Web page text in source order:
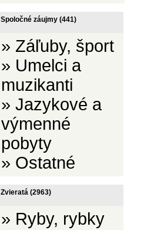
Spoločné záujmy(441)
» Záľuby, šport
» Umelci a
muzikanti
» Jazykové a
výmenné
pobyty
» Ostatné
Zvieratá(2963)
» Ryby, rybky